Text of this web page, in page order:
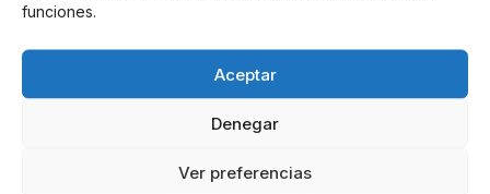
funciones.
Aceptar
Denegar
Ver preferencias
criptomonedas y Bitcoin en México 2025
Europea